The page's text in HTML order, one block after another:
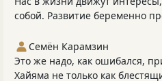
собой. Развитие беременно
Семён Карамзин
Это же надо, как ошибался,
Хайяма не только как